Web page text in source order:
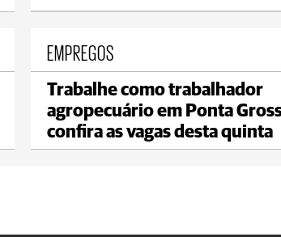
Ipiranga
max 20°C min
EMPREGOS
Trabalhe como trabalhador
agropecuário em Ponta
confira as vagas desta quinta